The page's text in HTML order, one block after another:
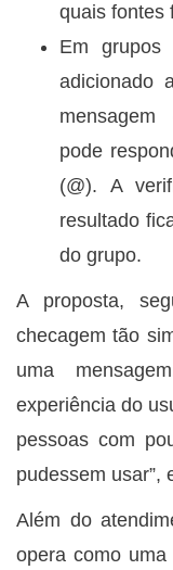
quais fontes
Em grupos
adicionado
mensagem
pode
(@). A
resultado
do grupo.
A proposta,
checagem tão
uma
experiência do
pessoas com
pudessem
Além do
opera como